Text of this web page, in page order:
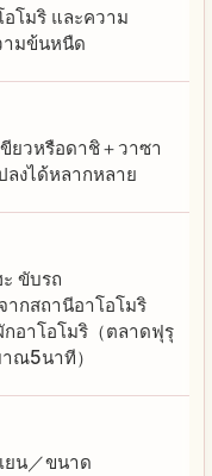
โมริ และความ
ามข้นหนืด
ยวหรือดาชิ＋วาซา
งได้หลากหลาย
ขับรถ
ากสถานีอาโอโมริ
อาโอโมริ（ตลาดฟุรุ
ณ5นาที）
ยน／ขนาด